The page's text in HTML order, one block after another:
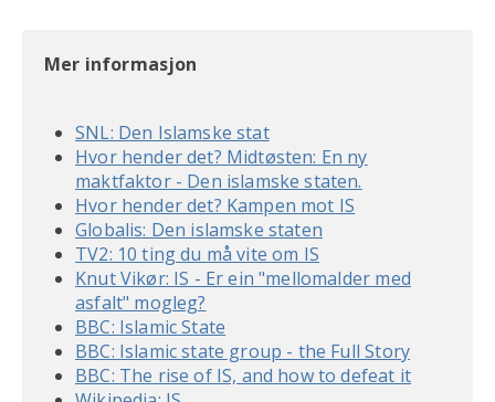
Mer informasjon
SNL: Den Islamske stat
Hvor hender det? Midtøsten: En ny
maktfaktor - Den islamske staten.
Hvor hender det? Kampen mot IS
Globalis: Den islamske staten
TV2: 10 ting du må vite om IS
Knut Vikør: IS - Er ein "mellomalder med
asfalt" mogleg?
BBC: Islamic State
BBC: Islamic state group - the Full Story
BBC: The rise of IS, and how to defeat it